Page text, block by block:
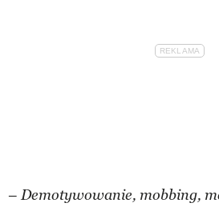
–Demotywowanie, mobbing,